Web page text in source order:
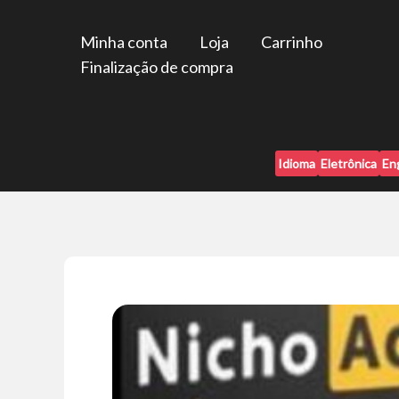
Minha conta Loja
Carrinho
Finalização de compra
Idioma Eletrônica